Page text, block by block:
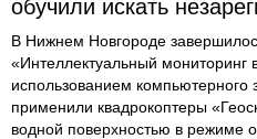
обучили искать
В Нижнем Новгороде
«Интеллектуальный мониторинг
использованием компьютерного
применили квадрокоптеры
водной поверхностью в режиме